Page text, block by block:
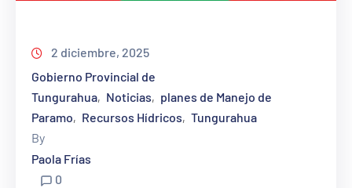
2 diciembre, 2025
Gobierno Provincial de
Tungurahua‚ Noticias‚ planes de Manejo de
Paramo‚ Recursos Hídricos‚ Tungurahua
By
Paola Frías
0